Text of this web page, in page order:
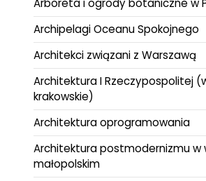
Arboreta i ogrody botaniczne w
Archipelagi Oceanu Spokojnego
Architekci związani z Warszawą
Architektura I Rzeczypospolitej
krakowskie)
Architektura oprogramowania
Architektura postmodernizmu w
małopolskim